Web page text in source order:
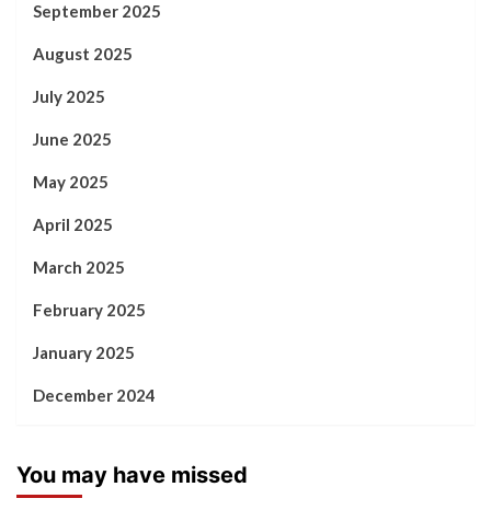
September 2025
August 2025
July 2025
June 2025
May 2025
April 2025
March 2025
February 2025
January 2025
December 2024
You may have missed